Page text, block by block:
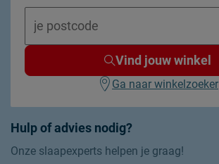
Hulp of advies nodig?
Onze slaapexperts helpen je graag!
Vind jouw winkel
Ga naar winkelzoeker